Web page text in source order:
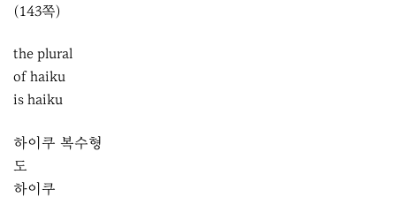
(143쪽)
the plural
of haiku
is haiku
하이쿠 복수형
도
하이쿠